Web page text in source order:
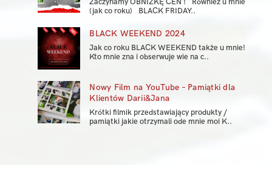
(jak co roku) BLACK FRIDAY..
BLACK WEEKEND 2024
Jak co roku BLACK WEEKEND także u mnie!
Kto mnie zna i obserwuje wie na c..
Nowy Film na YouTube – Pamiątki dla
Klientów Darii&Jana
Krótki filmik przedstawiający produkty /
pamiątki jakie otrzymali ode mnie moi K..